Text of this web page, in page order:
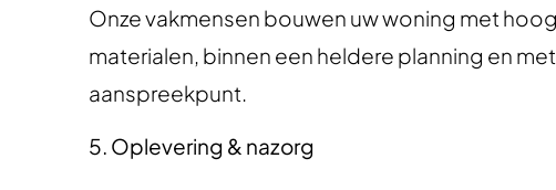
Onze vakmensen bouwen uw woning met
materialen, binnen een heldere planning en
aanspreekpunt.
5. Oplevering & nazorg